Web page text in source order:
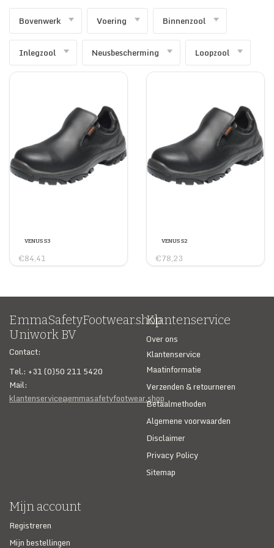
SECURITY & SERVICES
Bovenwerk Voering Binnenzool
Inlegzool Neusbescherming Loopzool
VENUS S3
€84,41
VENUS S2
€78,23
EmmaSafetyFootwear.shop
Uniwork BV
Contact:
Tel.: +31 (0)50 211 5420
Mail:
klantenservice@emmasafetyfootwear.shop
Klantenservice
Over ons
Klantenservice
Maatinformatie
Verzenden & retourneren
Betaalmethoden
Algemene voorwaarden
Disclaimer
Privacy Policy
Sitemap
Mijn account
Registreren
Mijn bestellingen